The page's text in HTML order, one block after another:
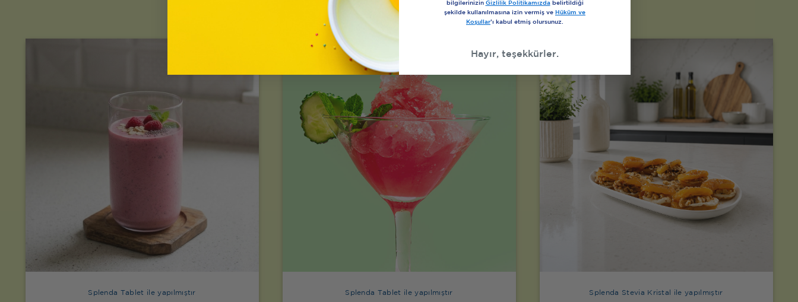
Splenda Tablet ile yapılmıştır Splenda Tablet ile yapılmıştır Splenda Stevia Kristal ile yapılmıştır
bilgilerinizin Gizlilik Politikamızdabelirtildiği
şekilde kullanılmasına izin vermiş ve Hüküm ve
Koşullar’ı kabul etmiş olursunuz.
Hayır, teşekkürler.